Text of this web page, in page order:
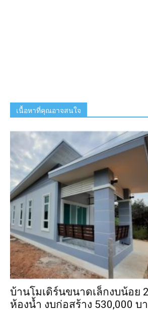
เนื้อหาที่คุณอาจสนใจ
บ้านโมเดิร์นขนาดเล็กงบน้อย
ห้องน้ำ งบก่อสร้าง 530,000 บ